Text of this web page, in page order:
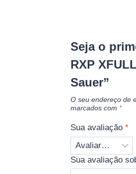
Seja o
RXP
Sauer”
O seu endereço de
marcados com *
Sua avaliação*
Sua avaliação